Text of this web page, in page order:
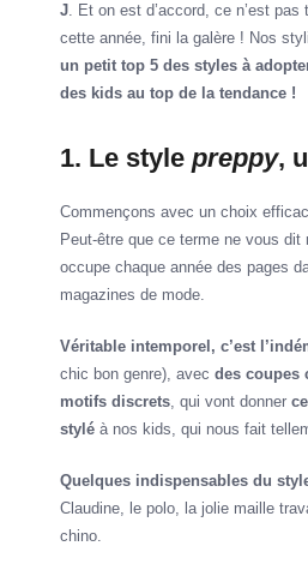
J. Et on est d’accord, ce n’est
cette année, fini la galère ! Nos
un petit top 5 des styles à
des kids au top de la tendance !
1. Le style preppy,
Commençons avec un choix
Peut-être que ce terme ne vous dit
occupe chaque année des pages
magazines de mode.
Véritable intemporel, c’est
chic bon genre), avec des coupes
motifs discrets, qui vont donner
stylé à nos kids, qui nous fait
Quelques indispensables du
Claudine, le polo, la jolie maille
chino.